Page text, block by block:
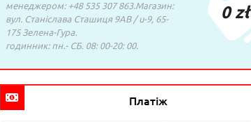
менеджером: +48 535 307 863.Магазин:
вул. Станіслава Сташиця 9AB / u-9, 65-
175 Зелена-Гура.
годинник: пн.- СБ. 08: 00-20: 00.
0 zł
Платіж